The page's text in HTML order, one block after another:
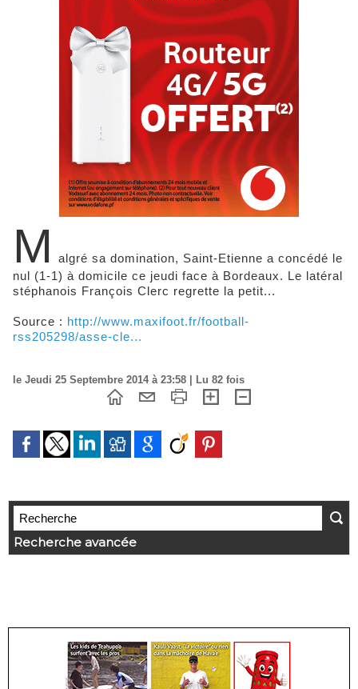
M
algré sa domination, Saint-Etienne a concédé le
nul (1-1) à domicile ce jeudi face à Bordeaux. Le latéral
stéphanois François Clerc regrette la petit...
Source : http://www.maxifoot.fr/football-
rss205298/asse-cle...
le Jeudi 25 Septembre 2014 à 23:58 | Lu 82 fois
Recherche avancée